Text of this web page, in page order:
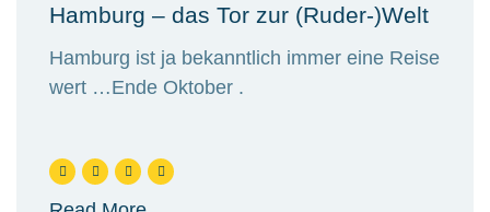
Hamburg – das Tor zur (Ruder-)Welt
Hamburg ist ja bekanntlich immer eine Reise
wert …Ende Oktober .